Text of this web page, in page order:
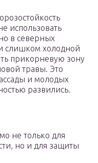
использовать
в северных
слишком холодной
прикорневую зону
травы. Это
и молодых
развились.
не только для
но и для защиты